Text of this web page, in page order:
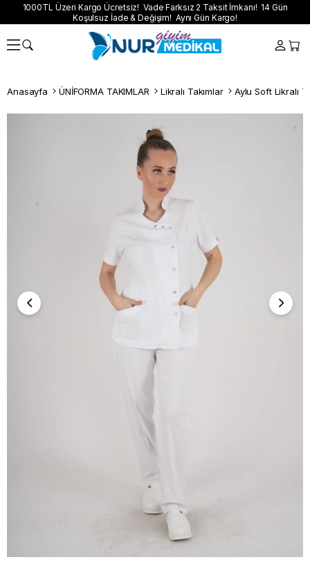
1000TL Üzeri Kargo Ücretsiz! Vade Farksız 2 Taksit İmkanı! 14 Gün
Koşulsuz İade & Değişim! Aynı Gün Kargo!
Anasayfa ÜNİFORMA TAKIMLAR Likralı Takımlar Aylu Soft Likralı